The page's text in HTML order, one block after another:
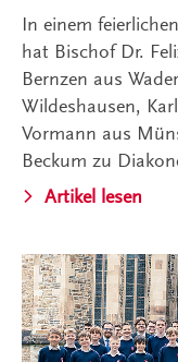
In einem
hat Bischof Dr.
Bernzen aus
Wildeshausen,
Vormann aus
Beckum zu
Artikel lesen